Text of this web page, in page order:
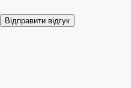
Відправити відгук